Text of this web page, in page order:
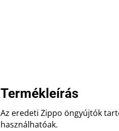
Termékleírás
Az eredeti Zippo öngyújtók
használhatóak.